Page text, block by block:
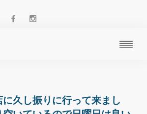
久し振りに行って来まし